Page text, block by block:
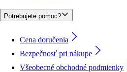
Potrebujete pomoc?
Cena doručenia
Bezpečnosť pri nákupe
Všeobecné obchodné podmienky